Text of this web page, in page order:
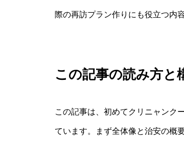
際の再訪プラン作りにも役立つ内
この記事の読み方と
この記事は、初めてクリニャンク
ています。まず全体像と治安の概